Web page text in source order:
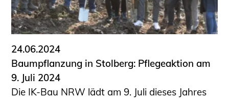
24.06.2024
Baumpflanzung in Stolberg: Pflegeaktion am
9. Juli 2024
Die IK-Bau NRW lädt am 9. Juli dieses Jahres